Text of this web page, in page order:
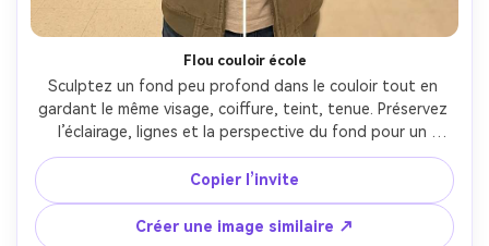
Flou couloir école
Sculptez un fond peu profond dans le couloir tout en
gardant le même visage, coiffure, teint, tenue. Préservez
l’éclairage, lignes et la perspective du fond pour un
couloir réaliste. Flou moyen pour diminuer panneaux et
casiers, sans déformer les contours, détails du fond
sauvegardés --ar 4:5
Copier l’invite
Créer une image similaire ↗